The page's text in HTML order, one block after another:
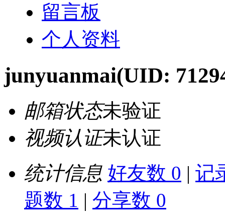
留言板
个人资料
junyuanmai(UID:
邮箱状态未验证
视频认证未认证
统计信息 好友数 0 | 记
题数 1 | 分享数 0